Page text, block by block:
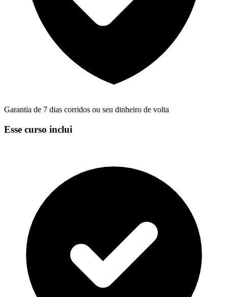
Garantia de 7 dias corridos ou seu dinheiro de volta
Esse curso inclui